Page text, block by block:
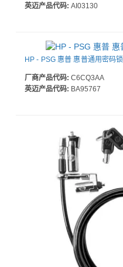
英迈产品代码: AI03130
HP - PSG 惠普 惠普通用密码锁
厂商产品代码: C6CQ3AA
英迈产品代码: BA95767